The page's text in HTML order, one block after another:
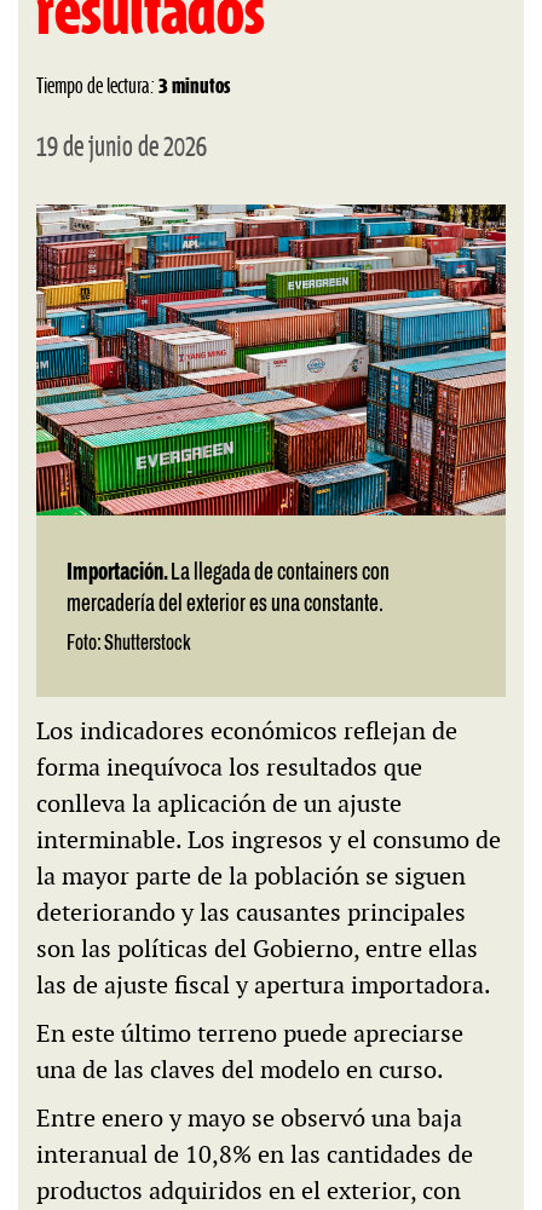
resultados
Tiempo de lectura: 3 minutos
19 de junio de 2026
Importación. La llegada de containers con
mercadería del exterior es una constante.
Foto: Shutterstock
Los indicadores económicos reflejan de
forma inequívoca los resultados que
conlleva la aplicación de un ajuste
interminable. Los ingresos y el consumo de
la mayor parte de la población se siguen
deteriorando y las causantes principales
son las políticas del Gobierno, entre ellas
las de ajuste fiscal y apertura importadora.
En este último terreno puede apreciarse
una de las claves del modelo en curso.
Entre enero y mayo se observó una baja
interanual de 10,8% en las cantidades de
productos adquiridos en el exterior, con